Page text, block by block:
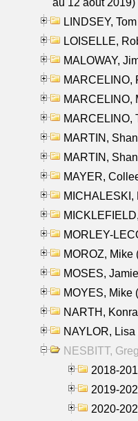
LINDSEY,
LOISELLE,
MALOWAY,
MARCELINO,
MARCELINO,
MARCELINO,
MARTIN,
MARTIN,
MAYER,
MICHALESKI,
MORLEY-
MOROZ, Mike
MOSES,
MOYES, Mike
NARTH,
NAYLOR,
NESBITT,
2018-
2019-
2020-